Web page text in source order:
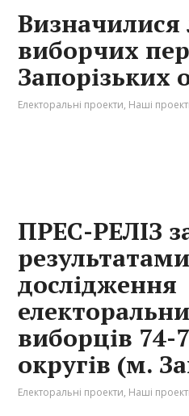
Визначилися
виборчих
Запорізьких
Електоральні проекти, Наші
ПРЕС-РЕЛІЗ
результатами
дослідження
виборців 74-
округів (м.
Електоральні проекти, Наші